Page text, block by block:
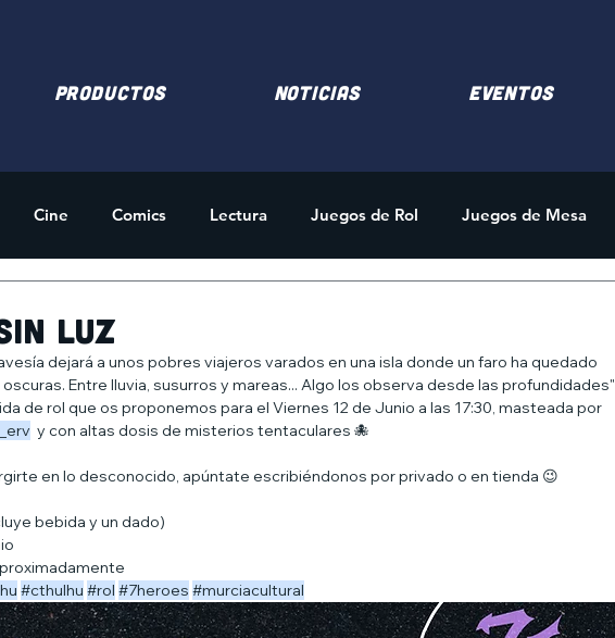
PRODUCTOS NOTICIAS EVENTOS
Cine Comics Lectura Juegos de Rol Juegos de Mesa
luz
dejará a unos pobres viajeros varados en una isla donde un faro ha quedado
Entre lluvia, susurros y mareas... Algo los observa desde las profundidades"
de rol que os proponemos para el Viernes 12 de Junio a las 17:30, masteada por
y con altas dosis de misterios tentaculares 🐙
en lo desconocido, apúntate escribiéndonos por privado o en tienda 😉
bebida y un dado)
#cthulhu #rol #7heroes #murciacultural